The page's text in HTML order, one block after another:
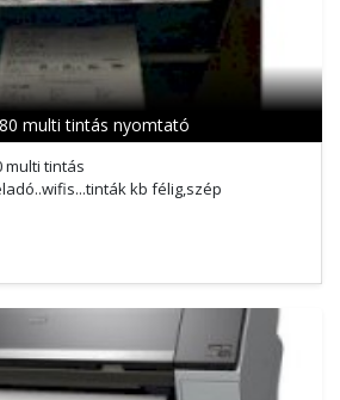
multi tintás nyomtató
multi tintás
kb félig,szép